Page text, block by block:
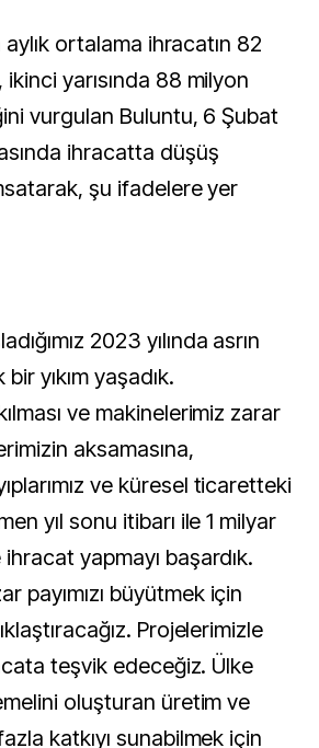
aylık ortalama ihracatın 82
yarısında 88 milyon
vurgulan Buluntu, 6 Şubat
ihracatta düşüş
şu ifadelere yer
2023 yılında asrın
yıkım yaşadık.
ve makinelerimiz zarar
aksamasına,
ve küresel ticaretteki
yıl sonu itibarı ile 1 milyar
yapmayı başardık.
payımızı büyütmek için
Projelerimizle
teşvik edeceğiz. Ülke
oluşturan üretim ve
katkıyı sunabilmek için